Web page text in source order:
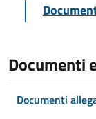
Documenti
Documenti